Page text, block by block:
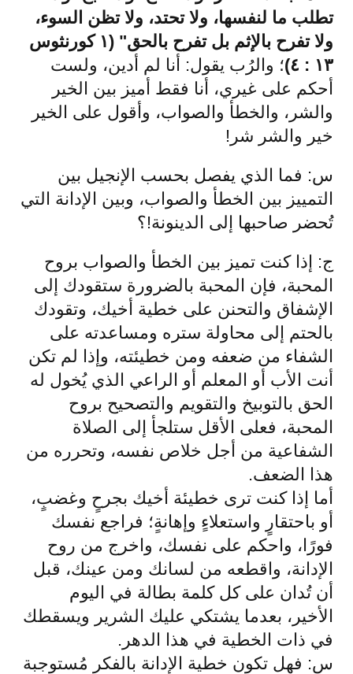
تطلب ما لنفسها، ولا تحتد، ولا تظن السوء،
ولا تفرح بالإثم بل تفرح بالحق" (١ كورنثوس
١٣ : ٤)
؛ والرُب يقول: أنا لم أدين، ولست
أحكم على غيري، أنا فقط أميز بين الخير
والشر، والخطأ والصواب، وأقول على الخير
خير والشر شر!
س: فما الذي يفصل بحسب الإنجيل بين
التمييز بين الخطأ والصواب، وبين الإدانة التي
تُحضر صاحبها إلى الدينونة!؟
ج: إذا كنت تميز بين الخطأ والصواب بروح
المحبة، فإن المحبة بالضرورة ستقودك إلى
الإشفاق والتحنن على خطية أخيك، وتقودك
بالحتم إلى محاولة ستره ومساعدته على
الشفاء من ضعفه ومن خطيئته، وإذا لم تكن
أنت الأب أو المعلم أو الراعي الذي يُخول له
الحق بالتوبيخ والتقويم والتصحيح بروح
المحبة، فعلى الأقل ستلجأ إلى الصلاة
الشفاعية من أجل خلاص نفسه، وتحرره من
هذا الضعف.
أما إذا كنت ترى خطيئة أخيك بجرحٍ وغضبٍ،
أو باحتقارٍ واستعلاءٍ وإهانةٍ؛ فراجع نفسك
فورًا، واحكم على نفسك، واخرج من روح
الإدانة، واقطعه من لسانك ومن عينك، قبل
أن تُدان على كل كلمة بطالة في اليوم
الأخير، بعدما يشتكي عليك الشرير ويسقطك
في ذات الخطية في هذا الدهر.
س: فهل تكون خطية الإدانة بالفكر مُستوجبة